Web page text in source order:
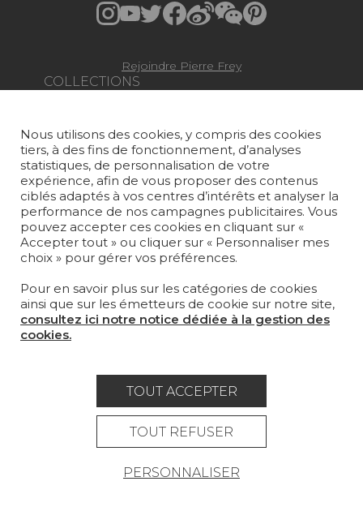
COLLECTIONS
PAPIERS PEINTS
TAPIS ET MOQUETTES
MOBILIER
PROJETS
SUR-MESURE
MAGAZINE
LA MAISON
Rejoindre Pierre Frey
Nous utilisons des cookies, y compris des cookies
tiers, à des fins de fonctionnement, d’analyses
statistiques, de personnalisation de votre
expérience, afin de vous proposer des contenus
ciblés adaptés à vos centres d’intérêts et analyser la
performance de nos campagnes publicitaires. Vous
pouvez accepter ces cookies en cliquant sur «
Accepter tout » ou cliquer sur « Personnaliser mes
choix » pour gérer vos préférences.
Pour en savoir plus sur les catégories de cookies
ainsi que sur les émetteurs de cookie sur notre site,
consultez ici notre notice dédiée à la gestion des
cookies.
TOUT ACCEPTER
TOUT REFUSER
PERSONNALISER